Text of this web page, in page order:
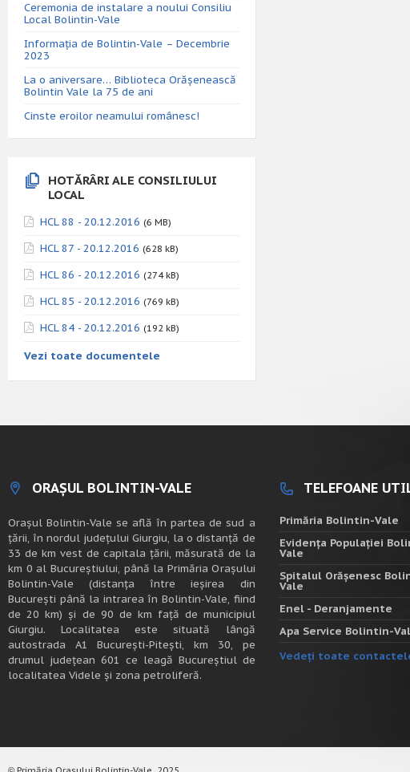
Ceremonia de instalare a noului Consiliu
Local Bolintin-Vale
Informația de Bolintin-Vale – Decembrie
2023
La o aniversare… Biblioteca Orăşenească
Bolintin Vale la 75 de ani
Cinste eroilor neamului românesc!
HOTĂRÂRI ALE CONSILIULUI
LOCAL
HCL 88 - 20.12.2016 (6 MB)
HCL 87 - 20.12.2016 (628 kB)
HCL 86 - 20.12.2016 (274 kB)
HCL 85 - 20.12.2016 (769 kB)
HCL 84 - 20.12.2016 (192 kB)
Vezi toate documentele
ORAȘUL BOLINTIN-VALE
Oraşul Bolintin-Vale se află în partea de sud a
ţării, în nordul judeţului Giurgiu, la o distanţă de
33 de km vest de capitala țării, măsurată de la
km 0 al Bucureștiului, până la Primăria Orașului
Bolintin-Vale (distanța între ieșirea din
București până la intrarea în Bolintin-Vale, fiind
de 20 km) şi de 90 de km faţă de municipiul
Giurgiu. Localitatea este situată lângă
autostrada A1 Bucureşti-Piteşti, km 30, pe
drumul judeţean 601 ce leagă Bucureştiul de
localitatea Videle şi zona petroliferă.
TELEFOANE
Primăria Bolintin-Vale
Evidența Populației
Vale
Spitalul Orășenesc
Vale
Enel - Deranjamente
Apa Service Bolintin-
Vedeți toate